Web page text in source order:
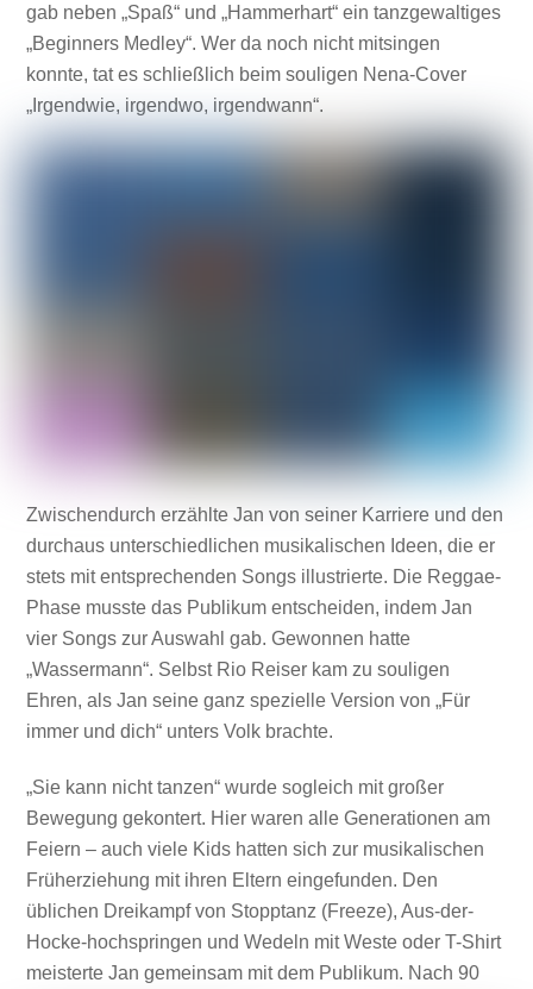
gab neben „Spaß“ und „Hammerhart“ ein tanzgewaltiges
„Beginners Medley“. Wer da noch nicht mitsingen
konnte, tat es schließlich beim souligen Nena-Cover
„Irgendwie, irgendwo, irgendwann“.
Zwischendurch erzählte Jan von seiner Karriere und den
durchaus unterschiedlichen musikalischen Ideen, die er
stets mit entsprechenden Songs illustrierte. Die Reggae-
Phase musste das Publikum entscheiden, indem Jan
vier Songs zur Auswahl gab. Gewonnen hatte
„Wassermann“. Selbst Rio Reiser kam zu souligen
Ehren, als Jan seine ganz spezielle Version von „Für
immer und dich“ unters Volk brachte.
„Sie kann nicht tanzen“ wurde sogleich mit großer
Bewegung gekontert. Hier waren alle Generationen am
Feiern – auch viele Kids hatten sich zur musikalischen
Früherziehung mit ihren Eltern eingefunden. Den
üblichen Dreikampf von Stopptanz (Freeze), Aus-der-
Hocke-hochspringen und Wedeln mit Weste oder T-Shirt
meisterte Jan gemeinsam mit dem Publikum. Nach 90